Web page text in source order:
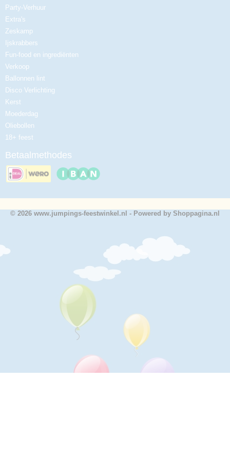
Party-Verhuur
Extra's
Zeskamp
Ijskrabbers
Fun-food en ingrediënten
Verkoop
Ballonnen lint
Disco Verlichting
Kerst
Moederdag
Oliebollen
18+ feest
Betaalmethodes
© 2026 www.jumpings-feestwinkel.nl - Powered by Shoppagina.nl